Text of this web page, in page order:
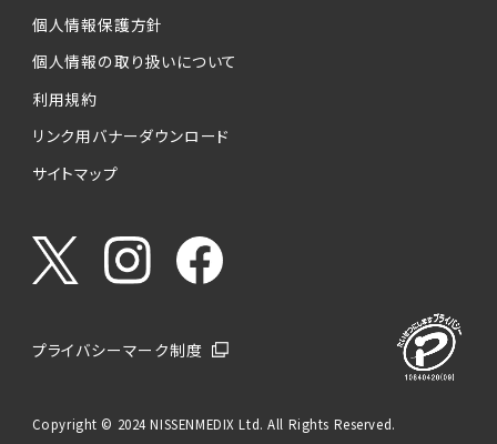
個人情報保護方針
個人情報の取り扱いについて
利用規約
リンク用バナーダウンロード
サイトマップ
プライバシーマーク制度
Copyright © 2024 NISSENMEDIX Ltd. All Rights Reserved.